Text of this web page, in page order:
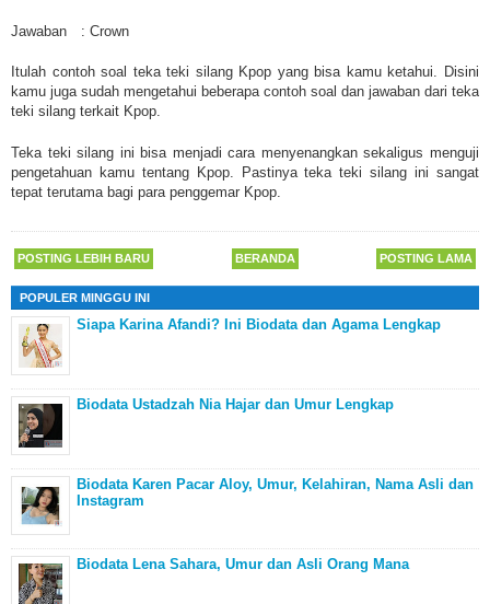
Jawaban : Crown
Itulah contoh soal teka teki silang Kpop yang bisa kamu ketahui. Disini
kamu juga sudah mengetahui beberapa contoh soal dan jawaban dari teka
teki silang terkait Kpop.
Teka teki silang ini bisa menjadi cara menyenangkan sekaligus menguji
pengetahuan kamu tentang Kpop. Pastinya teka teki silang ini sangat
tepat terutama bagi para penggemar Kpop.
POSTING LEBIH BARU POSTING LAMA
BERANDA
POPULER MINGGU INI
Siapa Karina Afandi? Ini Biodata dan Agama Lengkap
Biodata Ustadzah Nia Hajar dan Umur Lengkap
Biodata Karen Pacar Aloy, Umur, Kelahiran, Nama Asli dan
Instagram
Biodata Lena Sahara, Umur dan Asli Orang Mana